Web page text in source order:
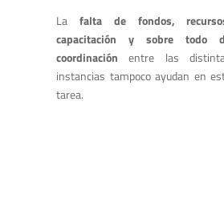
La falta de fondos,
capacitación y sobre todo
coordinación entre las
instancias tampoco ayudan en
tarea.